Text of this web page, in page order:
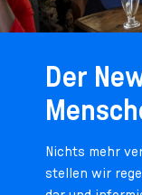
Der
Nichts mehr
stellen wir